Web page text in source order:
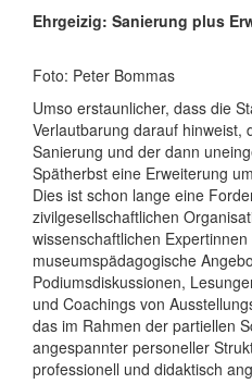
Ehrgeizig: Sanierung plus
Foto: Peter Bommas
Umso erstaunlicher, dass die
Verlautbarung darauf hinweist,
Sanierung und der dann
Spätherbst eine Erweiterung
Dies ist schon lange eine
zivilgesellschaftlichen
wissenschaftlichen
museumspädagogische
Podiumsdiskussionen,
und Coachings von
das im Rahmen der partiellen
angespannter personeller
professionell und didaktisch